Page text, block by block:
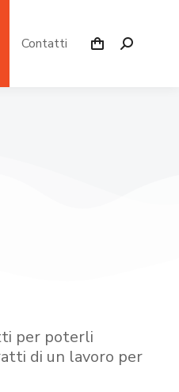
Contatti
per poterli
di un lavoro per